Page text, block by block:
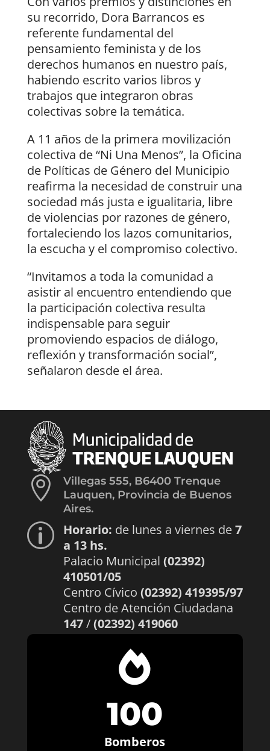
su recorrido, Dora Barrancos es
referente fundamental del
pensamiento feminista y de los
derechos humanos en nuestro país,
habiendo escrito varios libros y
trabajos que integraron obras
colectivas sobre la temática.
A 11 años de la primera movilización
colectiva de “Ni Una Menos”, la Oficina
de Políticas de Género del Municipio
reafirma la necesidad de construir una
sociedad más justa e igualitaria, libre
de violencias por razones de género,
fortaleciendo los lazos comunitarios,
la escucha y el compromiso colectivo.
“Invitamos a toda la comunidad a
asistir al encuentro entendiendo que
la participación colectiva resulta
indispensable para seguir
promoviendo espacios de diálogo,
reflexión y transformación social”,
señalaron desde el área.

Villegas 555, B6400 Trenque
Lauquen, Provincia de Buenos
Aires.
p Horario: de lunes a viernes de7
a 13 hs.
Palacio Municipal (02392)
410501/05
Centro Cívico (02392) 419395/97
Centro de Atención Ciudadana
147/(02392) 419060

100
Bomberos